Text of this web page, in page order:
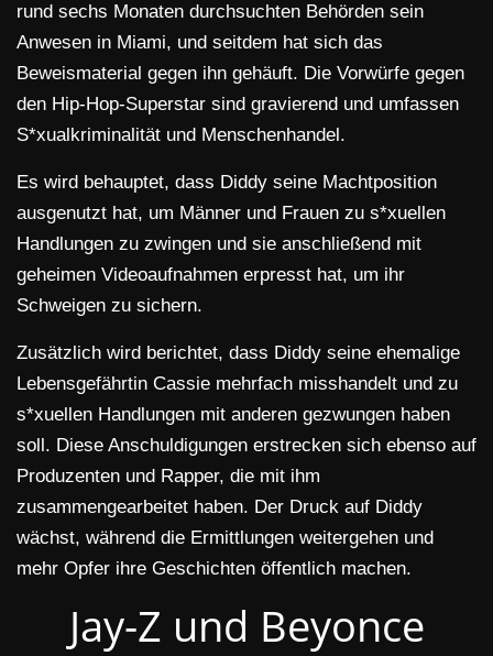
rund sechs Monaten durchsuchten Behörden sein
Anwesen in Miami, und seitdem hat sich das
Beweismaterial gegen ihn gehäuft. Die Vorwürfe gegen
den Hip-Hop-Superstar sind gravierend und umfassen
S*xualkriminalität und Menschenhandel.
Es wird behauptet, dass Diddy seine Machtposition
ausgenutzt hat, um Männer und Frauen zu s*xuellen
Handlungen zu zwingen und sie anschließend mit
geheimen Videoaufnahmen erpresst hat, um ihr
Schweigen zu sichern.
Zusätzlich wird berichtet, dass Diddy seine ehemalige
Lebensgefährtin Cassie mehrfach misshandelt und zu
s*xuellen Handlungen mit anderen gezwungen haben
soll. Diese Anschuldigungen erstrecken sich ebenso auf
Produzenten und Rapper, die mit ihm
zusammengearbeitet haben. Der Druck auf Diddy
wächst, während die Ermittlungen weitergehen und
mehr Opfer ihre Geschichten öffentlich machen.
Jay-Z und Beyonce